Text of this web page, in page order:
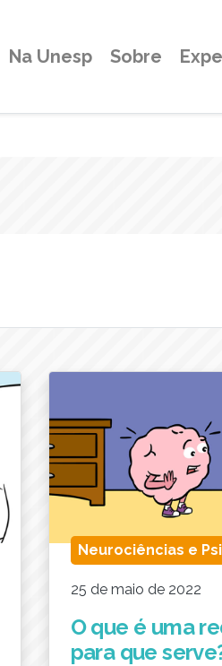
Na Unesp Sobre
Neurociências e
25 de maio de 2022
O que é uma
para que